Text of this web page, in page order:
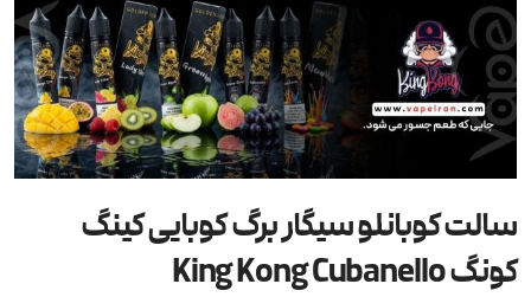
سالت کوبانلو سیگار برگ کوبایی کینگ
کونگ King Kong Cubanello